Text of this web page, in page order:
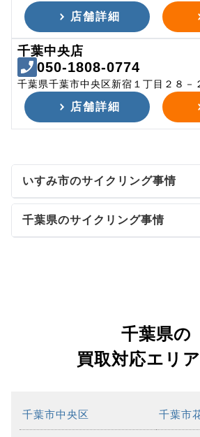
店舗詳細
千葉中央店
050-1808-0774
千葉県千葉市中央区新宿１丁目２８－
店舗詳細
いすみ市のサイクリング事情
千葉県のサイクリング事情
千葉県の
買取対応エリ
千葉市中央区 千葉市